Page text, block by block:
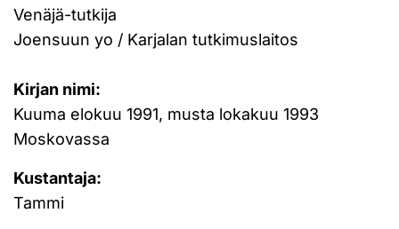
Venäjä-tutkija
Joensuun yo / Karjalan tutkimuslaitos
Kirjan nimi:
Kuuma elokuu 1991, musta lokakuu 1993
Moskovassa
Kustantaja:
Tammi